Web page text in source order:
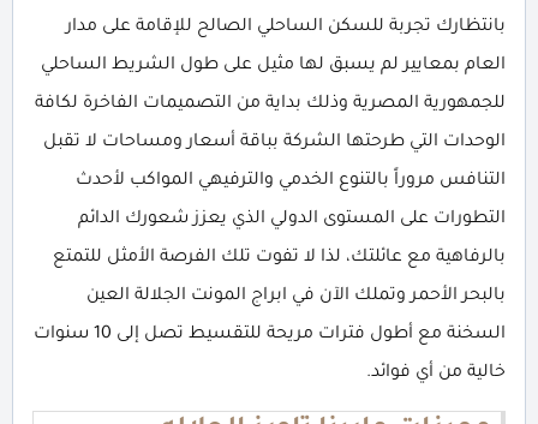
بانتظارك تجربة للسكن الساحلي الصالح للإقامة على مدار
العام بمعايير لم يسبق لها مثيل على طول الشريط الساحلي
للجمهورية المصرية وذلك بداية من التصميمات الفاخرة لكافة
الوحدات التي طرحتها الشركة بباقة أسعار ومساحات لا تقبل
التنافس مروراً بالتنوع الخدمي والترفيهي المواكب لأحدث
التطورات على المستوى الدولي الذي يعزز شعورك الدائم
بالرفاهية مع عائلتك، لذا لا تفوت تلك الفرصة الأمثل للتمتع
بالبحر الأحمر وتملك الآن في ابراج المونت الجلالة العين
السخنة مع أطول فترات مريحة للتقسيط تصل إلى 10 سنوات
خالية من أي فوائد.